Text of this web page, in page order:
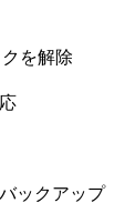
を解除
ックアップ